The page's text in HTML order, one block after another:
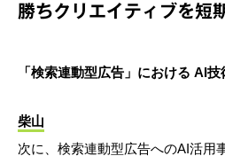
勝ちクリエイティブを短
「検索連動型広告」における AI
柴山
次に、検索連動型広告へのAI活用